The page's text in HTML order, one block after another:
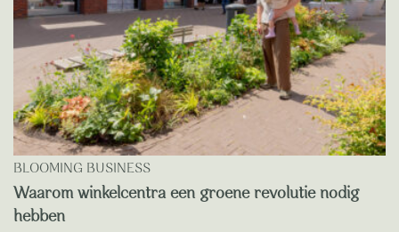
BLOOMING BUSINESS
Waarom winkelcentra een groene revolutie nodig
hebben